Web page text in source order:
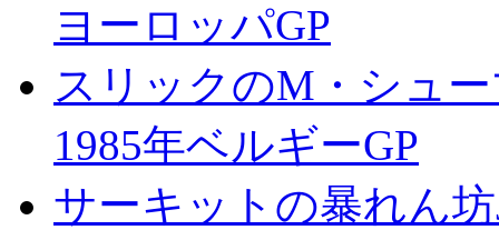
ヨーロッパGP
スリックのM・シュ
1985年ベルギーGP
サーキットの暴れん